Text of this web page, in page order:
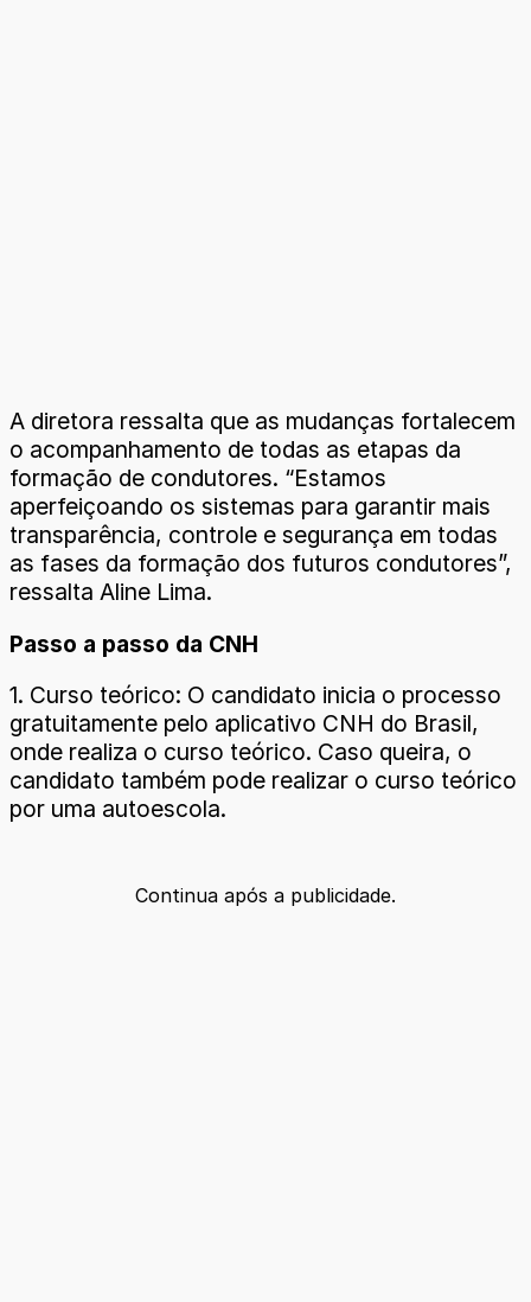
A diretora ressalta que as mudanças fortalecem
o acompanhamento de todas as etapas da
formação de condutores. “Estamos
aperfeiçoando os sistemas para garantir mais
transparência, controle e segurança em todas
as fases da formação dos futuros condutores”,
ressalta Aline Lima.
Passo a passo da CNH
1. Curso teórico: O candidato inicia o processo
gratuitamente pelo aplicativo CNH do Brasil,
onde realiza o curso teórico. Caso queira, o
candidato também pode realizar o curso teórico
por uma autoescola.
Continua após a publicidade.